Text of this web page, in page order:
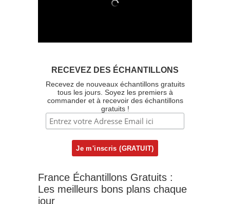
RECEVEZ DES ÉCHANTILLONS
Recevez de nouveaux échantillons gratuits
tous les jours. Soyez les premiers à
commander et à recevoir des échantillons
gratuits !
France Échantillons Gratuits :
Les meilleurs bons plans chaque
jour